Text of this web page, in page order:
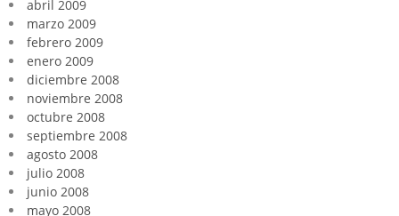
abril 2009
marzo 2009
febrero 2009
enero 2009
diciembre 2008
noviembre 2008
octubre 2008
septiembre 2008
agosto 2008
julio 2008
junio 2008
mayo 2008